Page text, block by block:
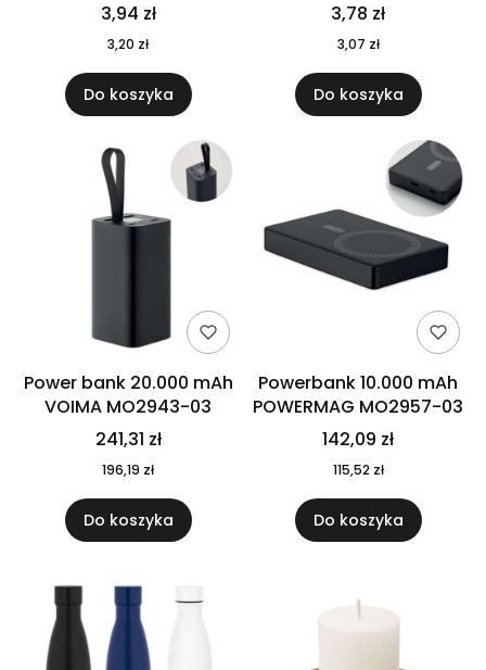
3,94 zł
3,20 zł
Do koszyka
3,78 zł
3,07 zł
Do koszyka
Power bank 20.000 mAh
VOIMA MO2943-03
241,31 zł
196,19 zł
Do koszyka
Powerbank 10.000 mAh
POWERMAG MO2957-03
142,09 zł
115,52 zł
Do koszyka